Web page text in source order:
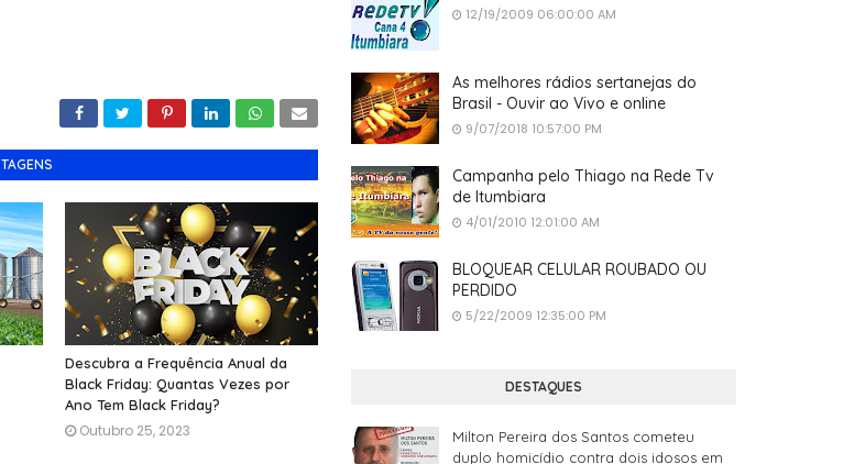
Descubra a Frequência Anual da
Black Friday: Quantas Vezes por
Ano Tem Black Friday?
Outubro 25, 2023
12/19/2009 06:00:00 AM
As melhores rádios sertanejas do
Brasil - Ouvir ao Vivo e online
9/07/2018 10:57:00 PM
Campanha pelo Thiago na Rede Tv
de Itumbiara
4/01/2010 12:01:00 AM
BLOQUEAR CELULAR ROUBADO OU
PERDIDO
5/22/2009 12:35:00 PM
DESTAQUES
Milton Pereira dos Santos cometeu
duplo homicídio contra dois idosos em